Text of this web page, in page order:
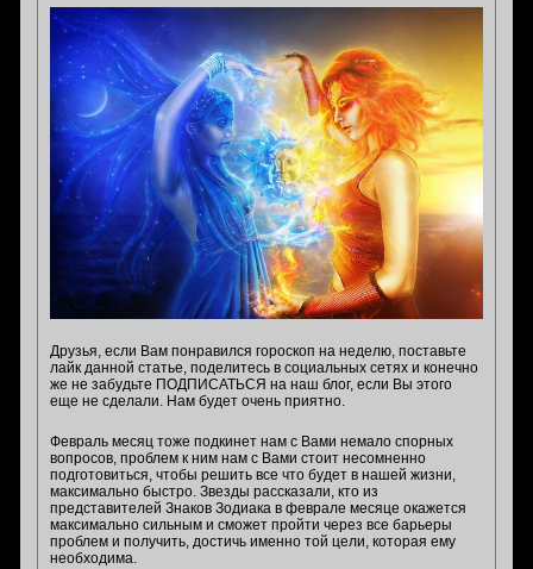
Друзья, если Вам понравился гороскоп на неделю, поставьте
лайк данной статье, поделитесь в социальных сетях и конечно
же не забудьте ПОДПИСАТЬСЯ на наш блог, если Вы этого
еще не сделали. Нам будет очень приятно.
Февраль месяц тоже подкинет нам с Вами немало спорных
вопросов, проблем к ним нам с Вами стоит несомненно
подготовиться, чтобы решить все что будет в нашей жизни,
максимально быстро. Звезды рассказали, кто из
представителей Знаков Зодиака в феврале месяце окажется
максимально сильным и сможет пройти через все барьеры
проблем и получить, достичь именно той цели, которая ему
необходима.